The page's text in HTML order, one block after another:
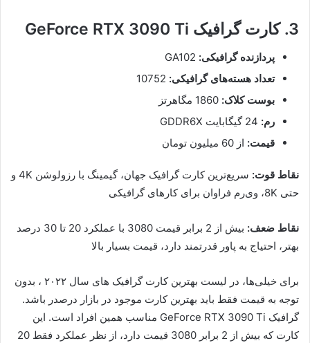
3. کارت گرافیک GeForce RTX 3090 Ti
پردازنده گرافیکی:
تعداد هسته‌های گرافیکی:
بوست کلاک:
رم:
قیمت: از 60 میلیون تومان
نقاط قوت:
سریع‌ترین کارت گرافیک جهان، گیمینگ با رزولوشن 4K و
حتی 8K، وی‌رم فراوان برای کارهای گرافیکی
نقاط ضعف:
بیش از 2 برابر قیمت 3080 با عملکرد 20 تا 30 درصد
بهتر، احتیاج به پاور قدرتمند دارد، قیمت بسیار بالا
برای خیلی‌ها، در لیست بهترین کارت گرافیک های سال ۲۰۲۲ ، بدون
توجه به قیمت فقط باید بهترین کارت موجود در بازار درصدر باشد.
گرافیک GeForce RTX 3090 Ti مناسب همین افراد است. این
کارت که بیش از 2 برابر 3080 قیمت دارد، از نظر عملکرد فقط 20